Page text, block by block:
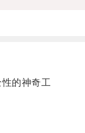
的神奇工